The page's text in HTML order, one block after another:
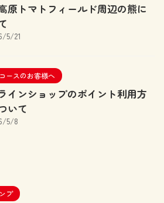
原トマトフィールド周辺の熊に
5/21
ースのお客様へ
インショップのポイント利用方
いて
5/8
プ